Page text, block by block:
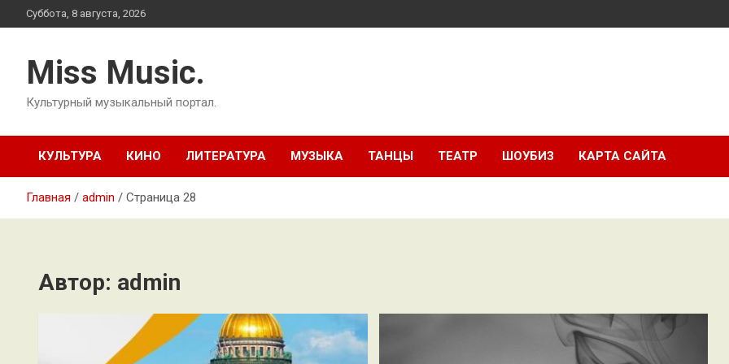
Перейти
к
Суббота, 8 августа, 2026
Miss Music.
Культурный музыкальный портал.
КУЛЬТУРА КИНО ЛИТЕРАТУРА МУЗЫКА ТАНЦЫ ТЕАТР ШОУБИЗ КАРТА САЙТА
Главная admin Страница 28
Автор: admin